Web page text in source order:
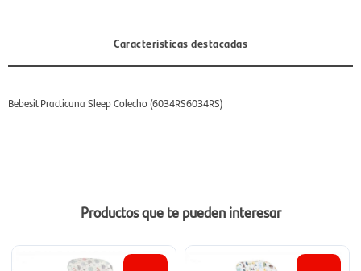
Características destacadas
Bebesit Practicuna Sleep Colecho (6034RS6034RS)
Productos que te pueden interesar